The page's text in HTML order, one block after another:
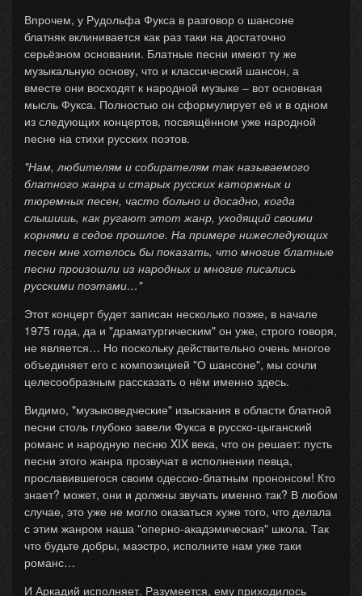
Впрочем, у Рудольфа Фукса в разговор о шансоне
блатняк вклинивается как раз таки на достаточно
серьёзном основании. Блатные песни имеют ту же
музыкальную основу, что и классический шансон, а
вместе они восходят к народной музыке – вот основная
мысль Фукса. Полностью он сформулирует её и в одном
из следующих концертов, посвящённом уже народной
песне на стихи русских поэтов.
"Нам, любителям и собирателям так называемого
блатного жанра и старых русских каторжных и
тюремных песен, часто больно и досадно, когда
слышишь, как ругают этот жанр, уходящий своими
корнями в седое прошлое. На примере нижеследующих
песен мне хотелось бы показать, что многие блатные
песни произошли из народных и многие писались
русскими поэтами…"
Этот концерт будет записан несколько позже, в начале
1975 года, да и "драматургическим" он уже, строго говоря,
не является… Но поскольку действительно очень многое
объединяет его с композицией "О шансоне", мы сочли
целесообразным рассказать о нём именно здесь.
Видимо, "музыковедческие" изыскания в области блатной
песни столь глубоко завели Фукса в русско-цыганский
романс и народную песню XIX века, что он решает: пусть
песни этого жанра прозвучат в исполнении певца,
прославившегося своим одесско-блатным прононсом! Кто
знает? может, они и должны звучать именно так? В любом
случае, это уже не могло оказаться хуже того, что делала
с этим жанром наша "оперно-акадэмическая" школа. Так
что будьте добры, маэстро, исполните нам уже таки
романс…
И Аркадий исполняет. Разумеется, ему приходилось